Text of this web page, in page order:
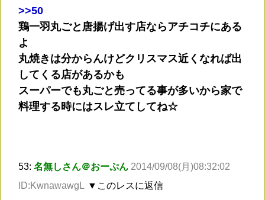
>>50
鶏一羽丸ごと唐揚げ出す店ならアチコチにある
よ
丸焼きは分からんけどクリスマス近くなれば出
してくる店があるかも
スーパーでも丸ごと売ってる事が多いから家で
料理する時にはスレ立てしてね☆
53: 名無しさん＠おーぷん 2014/09/08(月)08:32:02
ID:KwnawawgL ▼このレスに返信